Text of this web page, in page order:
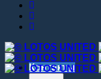
Контакты